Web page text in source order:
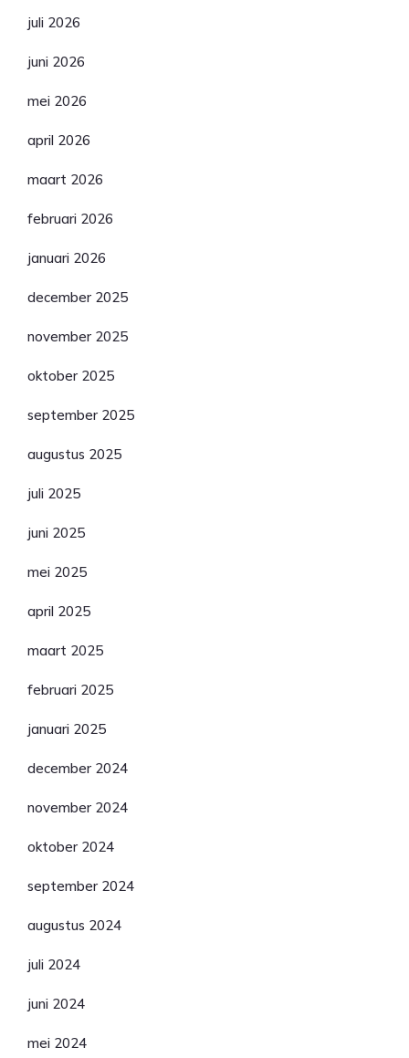
juli 2026
juni 2026
mei 2026
april 2026
maart 2026
februari 2026
januari 2026
december 2025
november 2025
oktober 2025
september 2025
augustus 2025
juli 2025
juni 2025
mei 2025
april 2025
maart 2025
februari 2025
januari 2025
december 2024
november 2024
oktober 2024
september 2024
augustus 2024
juli 2024
juni 2024
mei 2024